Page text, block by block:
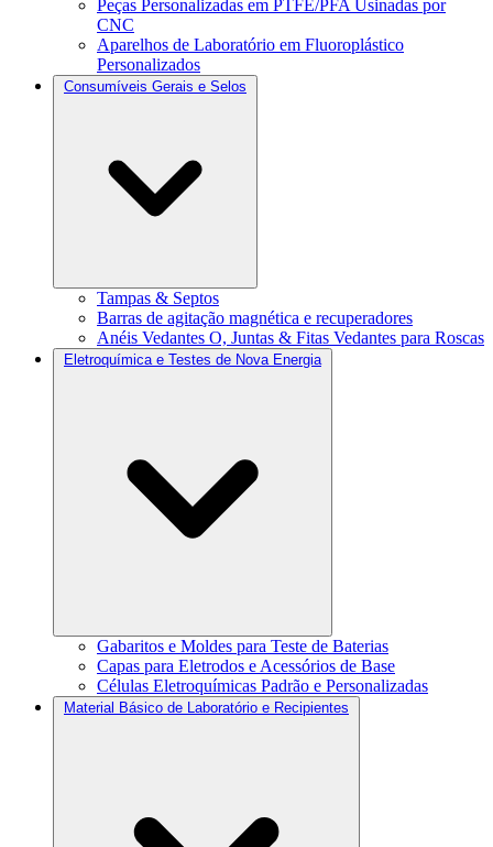
Peças Personalizadas em PTFE/PFA Usinadas por
CNC
Aparelhos de Laboratório em Fluoroplástico
Personalizados
Consumíveis Gerais e Selos
Tampas & Septos
Barras de agitação magnética e recuperadores
Anéis Vedantes O, Juntas & Fitas Vedantes para Roscas
Eletroquímica e Testes de Nova Energia
Gabaritos e Moldes para Teste de Baterias
Capas para Eletrodos e Acessórios de Base
Células Eletroquímicas Padrão e Personalizadas
Material Básico de Laboratório e Recipientes